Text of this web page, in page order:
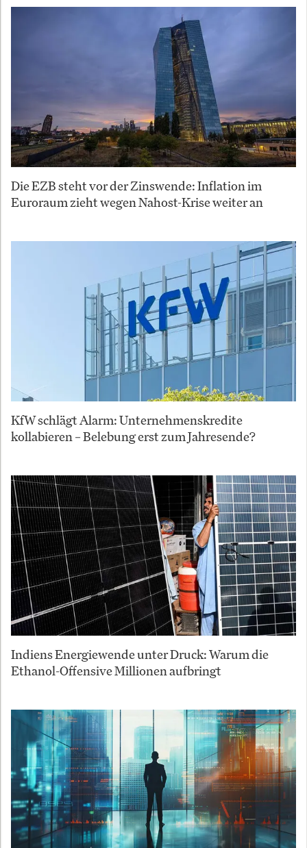
Die EZB steht vor der Zinswende: Inflation im
Euroraum zieht wegen Nahost-Krise weiter an
KfW schlägt Alarm: Unternehmenskredite
kollabieren – Belebung erst zum Jahresende?
Indiens Energiewende unter Druck: Warum die
Ethanol-Offensive Millionen aufbringt